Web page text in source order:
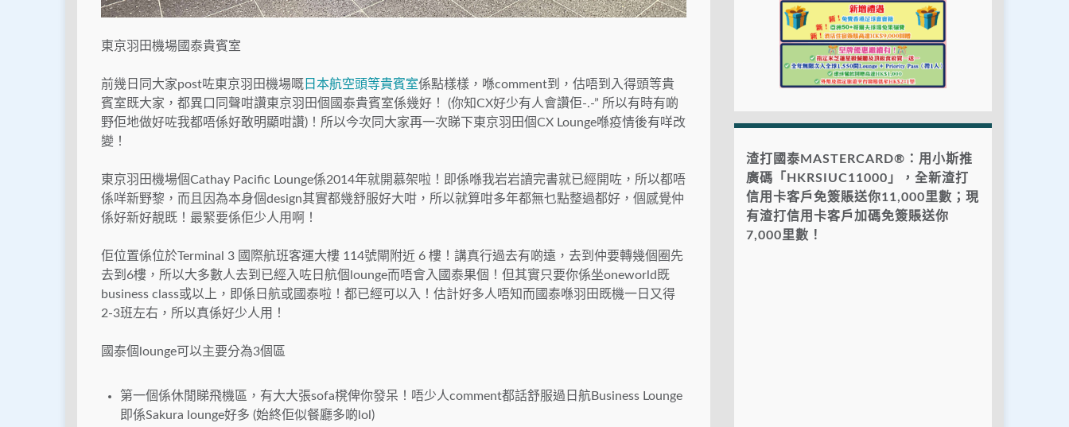
東京羽田機場國泰貴賓室
前幾日同大家post咗東京羽田機場嘅 日本航空頭等貴賓室係點樣樣，喺comment到，估唔到入得頭等貴
賓室既大家，都異口同聲咁讚東京羽田個國泰貴賓室係幾好！ (你知CX好少有人會讚佢-.-” 所以有時有啲
野佢地做好咗我都唔係好敢明顯咁讚)！所以今次同大家再一次睇下東京羽田個CX Lounge喺疫情後有咩改
變！
東京羽田機場個Cathay Pacific Lounge係2014年就開慕架啦！即係喺我岩岩讀完書就已經開咗，所以都唔
係咩新野黎，而且因為本身個design其實都幾舒服好大咁，所以就算咁多年都無乜點整過都好，個感覺仲
係好新好靚既！最緊要係佢少人用啊！
佢位置係位於Terminal 3 國際航班客運大樓 114號閘附近 6 樓！講真行過去有啲遠，去到仲要轉幾個圈先
去到6樓，所以大多數人去到已經入咗日航個lounge而唔會入國泰果個！但其實只要你係坐oneworld既
business class或以上，即係日航或國泰啦！都已經可以入！估計好多人唔知而國泰喺羽田既機一日又得
2-3班左右，所以真係好少人用！
國泰個lounge可以主要分為3個區
第一個係休閒睇飛機區，有大大張sofa櫈俾你發呆！唔少人comment都話舒服過日航Business Lounge
即係Sakura lounge好多 (始終佢似餐廳多啲lol)
渣打國泰MASTERCARD®：用小斯推
廣碼「HKRSIUC11000」，全新渣打
信用卡客戶免簽賬送你11,000里數；現
有渣打信用卡客戶加碼免簽賬送你
7,000里數！